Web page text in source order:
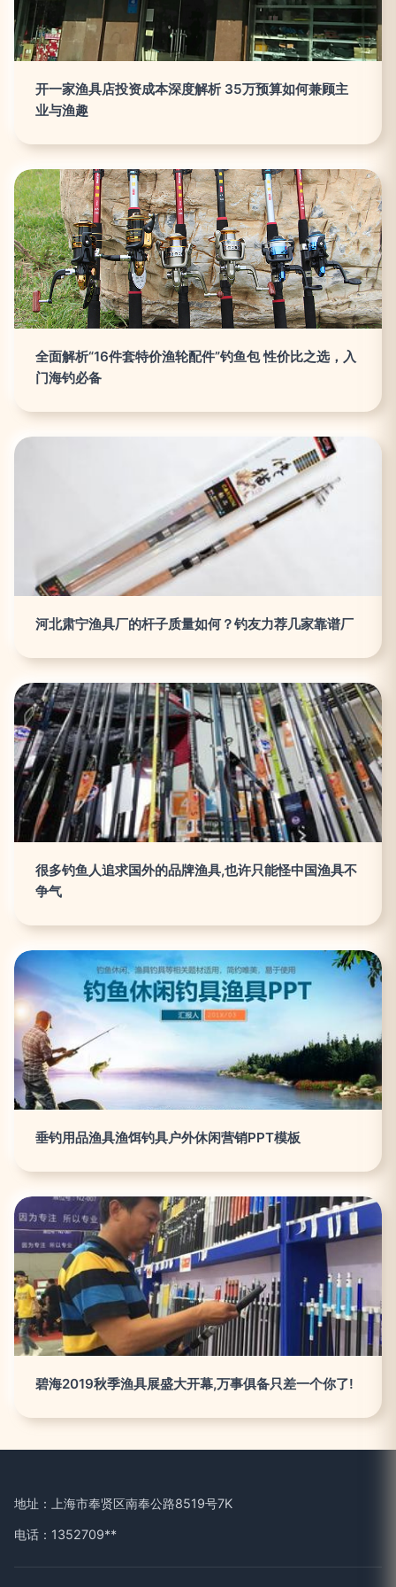
开一家渔具店投资成本深度解析 35万预算如何兼顾主
业与渔趣
全面解析“16件套特价渔轮配件”钓鱼包 性价比之选，入
门海钓必备
河北肃宁渔具厂的杆子质量如何？钓友力荐几家靠谱厂
很多钓鱼人追求国外的品牌渔具,也许只能怪中国渔具不
争气
垂钓用品渔具渔饵钓具户外休闲营销PPT模板
碧海2019秋季渔具展盛大开幕,万事俱备只差一个你了!
地址：上海市奉贤区南奉公路8519号7K
电话：1352709**